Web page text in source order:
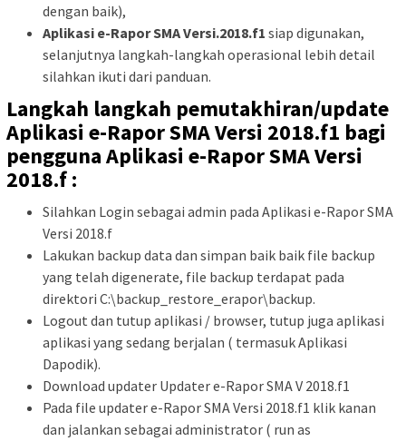
dengan baik),
Aplikasi e-Rapor SMA Versi.2018.f1 siap digunakan,
selanjutnya langkah-langkah operasional lebih detail
silahkan ikuti dari panduan.
Langkah langkah pemutakhiran/update
Aplikasi e-Rapor SMA Versi 2018.f1 bagi
pengguna Aplikasi e-Rapor SMA Versi
2018.f :
Silahkan Login sebagai admin pada Aplikasi e-Rapor SMA
Versi 2018.f
Lakukan backup data dan simpan baik baik file backup
yang telah digenerate, file backup terdapat pada
direktori C:\backup_restore_erapor\backup.
Logout dan tutup aplikasi / browser, tutup juga aplikasi
aplikasi yang sedang berjalan ( termasuk Aplikasi
Dapodik).
Download updater Updater e-Rapor SMA V 2018.f1
Pada file updater e-Rapor SMA Versi 2018.f1 klik kanan
dan jalankan sebagai administrator ( run as